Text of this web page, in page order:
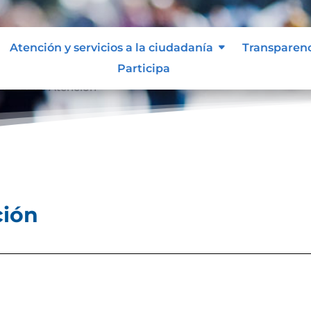
Atención y servicios a la ciudadanía
Participa